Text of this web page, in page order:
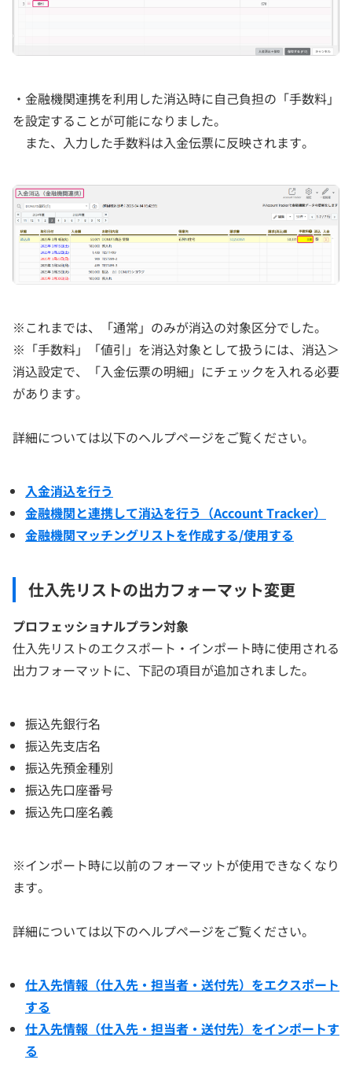
・金融機関連携を利用した消込時に自己負担の「手数料」
を設定することが可能になりました。
また、入力した手数料は入金伝票に反映されます。
※これまでは、「通常」のみが消込の対象区分でした。
※「手数料」「値引」を消込対象として扱うには、消込＞
消込設定で、「入金伝票の明細」にチェックを入れる必要
があります。
詳細については以下のヘルプページをご覧ください。
入金消込を行う
金融機関と連携して消込を行う（Account Tracker）
金融機関マッチングリストを作成する/使用する
仕入先リストの出力フォーマット変更
プロフェッショナルプラン対象
仕入先リストのエクスポート・インポート時に使用される
出力フォーマットに、下記の項目が追加されました。
振込先銀行名
振込先支店名
振込先預金種別
振込先口座番号
振込先口座名義
※インポート時に以前のフォーマットが使用できなくなり
ます。
詳細については以下のヘルプページをご覧ください。
仕入先情報（仕入先・担当者・送付先）をエクスポート
する
仕入先情報（仕入先・担当者・送付先）をインポートす
る